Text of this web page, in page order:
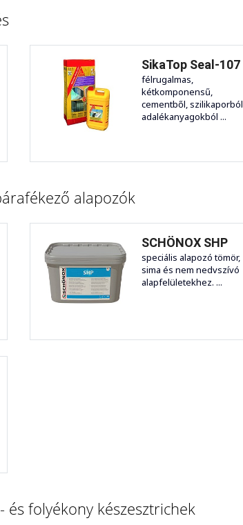
SikaTop Seal-107
félrugalmas,
kétkomponensű,
cementből, szilikaporból,
adalékanyagokból ...
alapozók
SCHÖNOX SHP
speciális alapozó tömör,
sima és nem nedvszívó
alapfelületekhez. ...
és folyékony készesztrichek